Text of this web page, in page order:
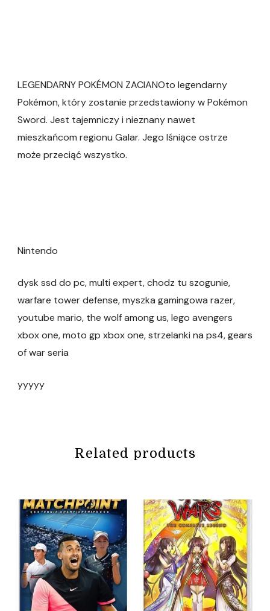
LEGENDARNY POKÉMON ZACIANOto legendarny
Pokémon, który zostanie przedstawiony w Pokémon
Sword. Jest tajemniczy i nieznany nawet
mieszkańcom regionu Galar. Jego lśniące ostrze
może przeciąć wszystko.
Nintendo
dysk ssd do pc, multi expert, chodz tu szogunie,
warfare tower defense, myszka gamingowa razer,
youtube mario, the wolf among us, lego avengers
xbox one, moto gp xbox one, strzelanki na ps4, gears
of war seria
yyyyy
Related products